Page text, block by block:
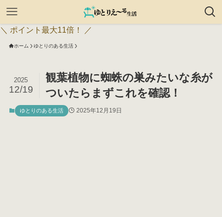
＼ ポイント最大11倍！ ／
ホーム ゆとりのある生活
観葉植物に蜘蛛の巣みたいな糸が
ついたらまずこれを確認！
2025
12/19
ゆとりのある生活 2025年12月19日